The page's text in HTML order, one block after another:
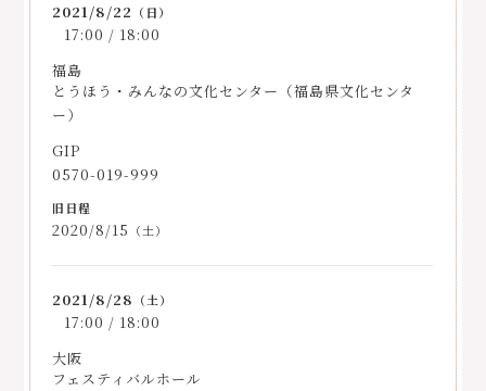
2021/8/22 （日）
17:00 / 18:00
福島
とうほう・みんなの文化センター（福島県文化センタ
ー）
GIP
0570-019-999
2020/8/15 （土）
2021/8/28 （土）
17:00 / 18:00
大阪
フェスティバルホール